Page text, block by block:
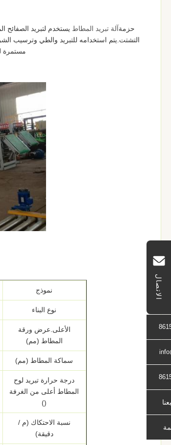
الاتصال
حزمة آلة تبريد المطاط يستخدم لتبريد
التشتت.يتم استخدامه للتبريد والطي وترسيب
مستمرة
نموذج
نوع البناء
الأعلى.عرض ورقة
المطاط (مم)
سماكة المطاط (مم)
درجة حرارة تبريد لوح
المطاط أعلى من الغرفة
()
نسبة الاحتكاك (م /
دقيقة)